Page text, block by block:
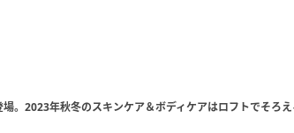
。2023年秋冬のスキンケア＆ボディケアはロフトでそろ